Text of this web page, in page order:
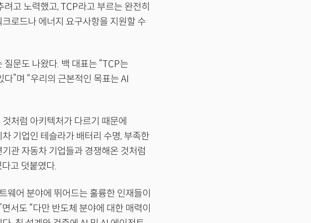
고 노력했고, TCP라고 부르는 완전히
로드나 에너지 요구사항을 지원할 수
문도 나왔다. 백 대표는 “TCP는
”며 “우리의 근본적인 목표는 AI
처럼 아키텍처가 다르기 때문에
기업인 테슬라가 배터리 수명, 부족한
관 자동차 기업들과 경쟁해온 것처럼
고 덧붙였다.
웨어 분야에 뛰어드는 훌륭한 인재들이
서도 “다만 반도체 분야에 대한 매력이